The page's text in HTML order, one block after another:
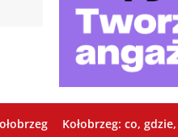
Kołobrzeg: co,